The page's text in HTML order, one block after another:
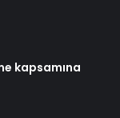
kapsamına